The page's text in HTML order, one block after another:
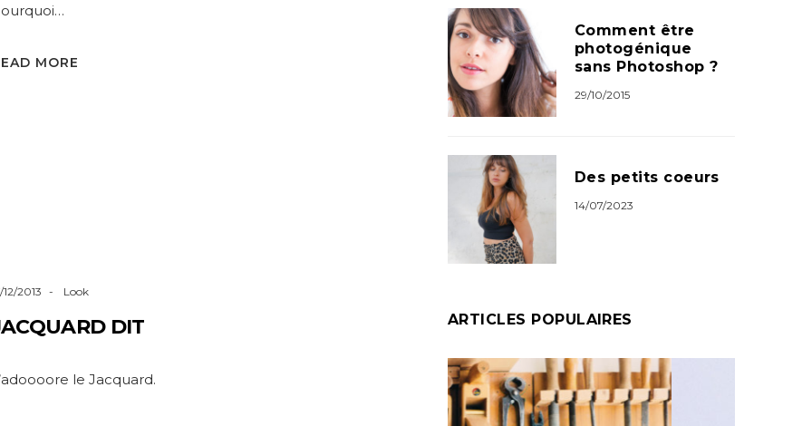
MORE
12/2013 Look
DIT
le Jacquard.
Comment être
photogénique
sans Photoshop ?
29/10/2015
Des petits coeurs
14/07/2023
ARTICLES POPULAIRES